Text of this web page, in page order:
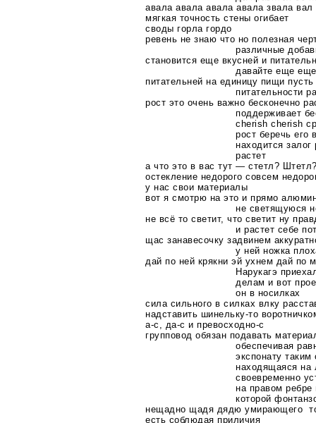
авала авала авала авала звала вал
мягкая точность стены огибает
своды горла гордо
ревень не знаю что но полезная
различные
становится еще вкусней и
давайте еще еще
питательней на единицу пищи
питательности
рост это очень важно бесконечно
поддерживает
cherish cherish
рост беречь его
находится залог
растет
а что это в вас тут — стетл?
остекление недорого совсем
у нас свои материалы
вот я смотрю на это и прямо
не светящуюся
не всё то светит, что светит ну
и растет себе
щас занавесочку задвинем
у ней ножка
дай по ней крякни эй ухнем дай
Нарукагэ
делам и вот
он в носилках
сила сильного в силках влку
надставить шинельку-то
а-с
да-с ипревосходно-с
групповод обязан подавать
обеспечивая
экспонату
находящаяся на
своевременно
на правом ребре
которой
нещадно щадя дядю умирающего
есть соблюдая приличия